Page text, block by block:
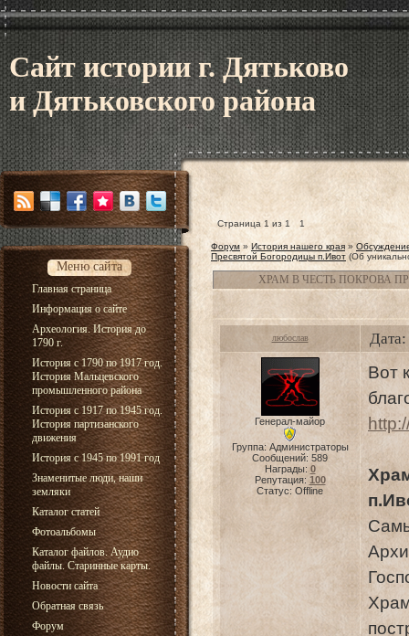
Сайт истории г. Дятьково
и Дятьковского района
Меню сайта
Главная страница
Информация о сайте
Археология. История до
1790 г.
История с 1790 по 1917 год.
История Мальцевского
промышленного района
История с 1917 по 1945 год.
История партизанского
движения
История с 1945 по 1991 год
Знаменитые люди, наши
земляки
Каталог статей
Фотоальбомы
Каталог файлов. Аудио
файлы. Старинные карты.
Новости сайта
Обратная связь
Форум
Страница 1 из 1 1
Форум » История нашего края »
Пресвятой Богородицы п.Ивот (Об
ХРАМ В ЧЕСТЬ ПОКРОВА
любослав
Генерал-майор
Группа: Администраторы
Сообщений: 589
Награды: 0
Репутация: 100
Статус: Offline
Вот